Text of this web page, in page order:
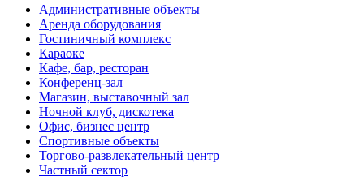
Административные объекты
Аренда оборудования
Гостиничный комплекс
Караоке
Кафе, бар, ресторан
Конференц-зал
Магазин, выставочный зал
Ночной клуб, дискотека
Офис, бизнес центр
Спортивные объекты
Торгово-развлекательный центр
Частный сектор